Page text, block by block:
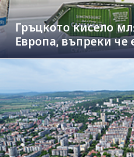
Гръцкото кисело
Европа, въпреки че